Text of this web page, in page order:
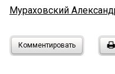
Мураховский
Комментировать